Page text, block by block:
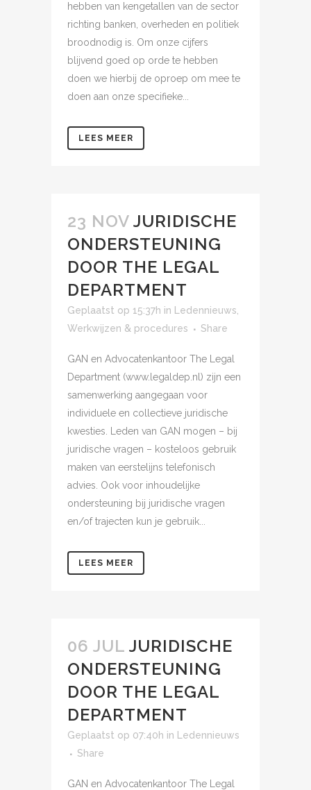
hebben van kengetallen van de sector
richting banken, overheden en politiek
broodnodig is. Om onze cijfers
blijvend goed op orde te hebben
doen we hierbij de oproep om mee te
doen aan onze specifieke...
LEES MEER
23 NOV JURIDISCHE
ONDERSTEUNING
DOOR THE LEGAL
DEPARTMENT
Geplaatst op 15:37h in Ledennieuws
Werkwijzen & procedures
Share
GAN en Advocatenkantoor The Legal
Department (www.legaldep.nl) zijn een
samenwerking aangegaan voor
individuele en collectieve juridische
kwesties. Leden van GAN mogen – bij
juridische vragen – kosteloos gebruik
maken van eerstelijns telefonisch
advies. Ook voor inhoudelijke
ondersteuning bij juridische vragen
en/of trajecten kun je gebruik...
LEES MEER
06 JUL JURIDISCHE
ONDERSTEUNING
DOOR THE LEGAL
DEPARTMENT
Geplaatst op 07:40h in
Ledennieuws
Share
GAN en Advocatenkantoor The Legal